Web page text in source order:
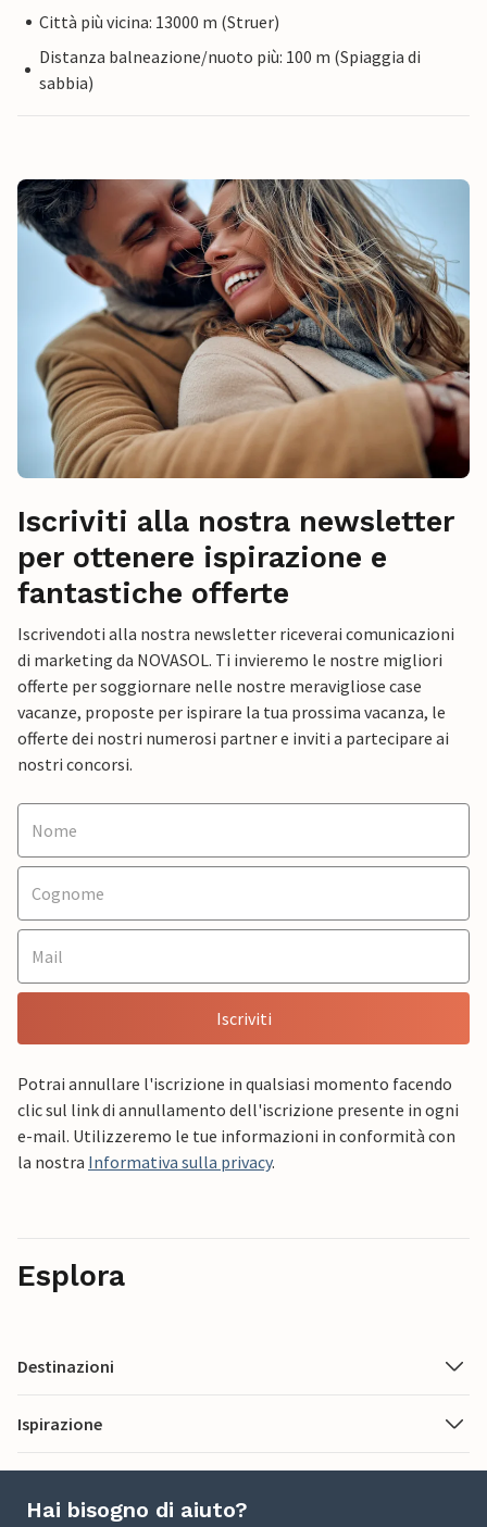
Città più vicina: 13000 m (Struer)
Distanza balneazione/nuoto più: 100 m (Spiaggia di
sabbia)
Iscriviti alla nostra newsletter
per ottenere ispirazione e
fantastiche offerte
Iscrivendoti alla nostra newsletter riceverai comunicazioni
di marketing da NOVASOL. Ti invieremo le nostre migliori
offerte per soggiornare nelle nostre meravigliose case
vacanze, proposte per ispirare la tua prossima vacanza, le
offerte dei nostri numerosi partner e inviti a partecipare ai
nostri concorsi.
Iscriviti
Potrai annullare l'iscrizione in qualsiasi momento facendo
clic sul link di annullamento dell'iscrizione presente in ogni
e-mail. Utilizzeremo le tue informazioni in conformità con
la nostra Informativa sulla privacy.
Esplora
Destinazioni
Ispirazione
Hai bisogno di aiuto?